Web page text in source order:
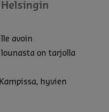
avoin
on tarjolla
hyvien